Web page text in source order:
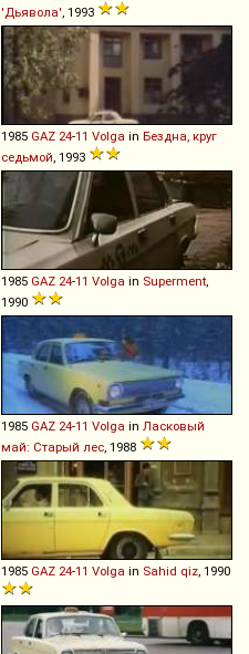
'Дьявола' , 1993
1985 GAZ 24-11 Volga in Бездна, круг
седьмой , 1993
1985 GAZ 24-11 Volga in Superment
1990
1985 GAZ 24-11 Volga in Ласковый
май: Старый лес , 1988
1985 GAZ 24-11 Volga in Sahid qiz , 1990